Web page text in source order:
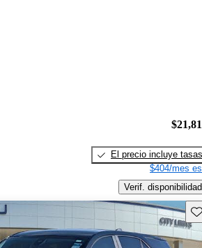
El precio incluye tasas
$404/mes
Verif. disponibilidad